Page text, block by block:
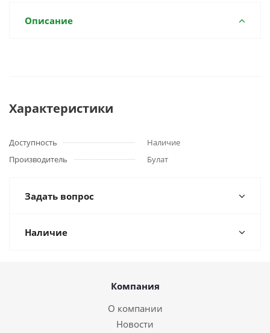
Описание
Характеристики
Доступность
Наличие
Производитель
Булат
Задать вопрос
Наличие
Компания
О компании
Новости